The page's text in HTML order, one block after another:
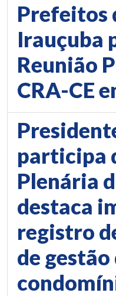
Prefeitos
Irauçuba
Reunião
CRA-CE
participa
Plenária
destaca
registro
de gestão